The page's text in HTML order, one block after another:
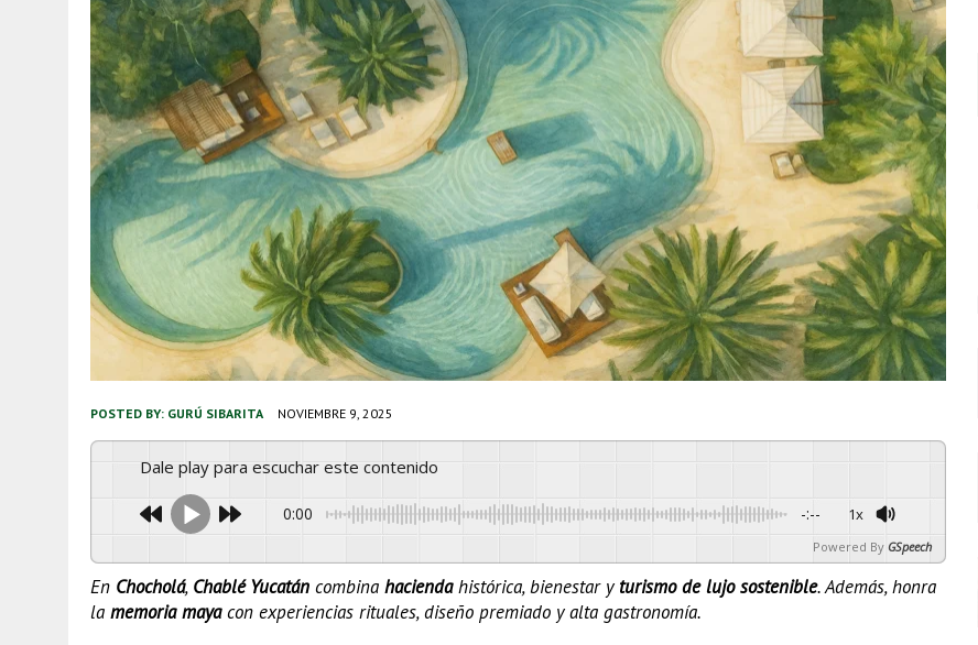
POSTED BY: GURÚ SIBARITA NOVIEMBRE 9, 2025
Dale play para escuchar este contenido
0:00 -:-- 1x
Powered By GSpeech
En Chocholá, Chablé Yucatán combina haciendahistórica, bienestar y turismo de lujo sostenible. Además, honra
la memoria mayacon experiencias rituales, diseño premiado y alta gastronomía.